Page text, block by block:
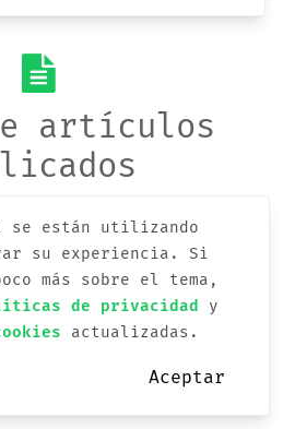
artículos
están utilizando
su experiencia.
Si
más sobre el tema,
de privacidad
y
actualizadas.
Aceptar